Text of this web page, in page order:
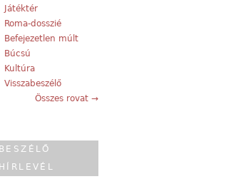
Játéktér
Roma-dosszié
Befejezetlen múlt
Búcsú
Kultúra
Visszabeszélő
Összes rovat →
BESZÉLŐ
HÍRLEVÉL